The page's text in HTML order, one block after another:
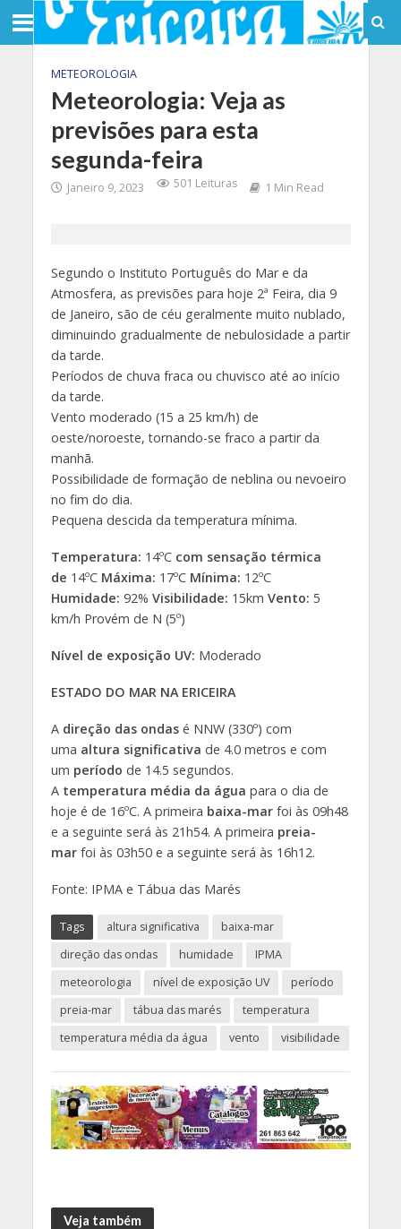
METEOROLOGIA
Meteorologia: Veja as
previsões para esta
segunda-feira
Janeiro 9, 2023 501 Leituras 1 Min Read
Segundo o Instituto Português do Mar e da
Atmosfera, as previsões para hoje 2ª Feira, dia 9
de Janeiro, são de céu geralmente muito nublado,
diminuindo gradualmente de nebulosidade a partir
da tarde.
Períodos de chuva fraca ou chuvisco até ao início
da tarde.
Vento moderado (15 a 25 km/h) de
oeste/noroeste, tornando-se fraco a partir da
manhã.
Possibilidade de formação de neblina ou nevoeiro
no fim do dia.
Pequena descida da temperatura mínima.
Temperatura: 14ºC com sensação térmica
de 14ºC Máxima: 17ºC Mínima: 12ºC
Humidade: 92% Visibilidade: 15km Vento: 5
km/h Provém de N (5º)
Nível de exposição UV: Moderado
ESTADO DO MAR NA ERICEIRA
A direção das ondasé NNW (330º) com
uma altura significativa de 4.0 metros e com
um período de 14.5 segundos.
A temperatura média da água para o dia de
hoje é de 16ºC. A primeira baixa-marfoi às 09h48
e a seguinte será às 21h54. A primeira preia-
marfoi às 03h50 e a seguinte será às 16h12.
Fonte: IPMA e Tábua das Marés
Tags altura significativa
baixa-mar
direção das ondas
humidade
IPMA
meteorologia
nível de exposição UV
período
preia-mar
tábua das marés
temperatura
temperatura média da água
vento visibilidade
Veja também